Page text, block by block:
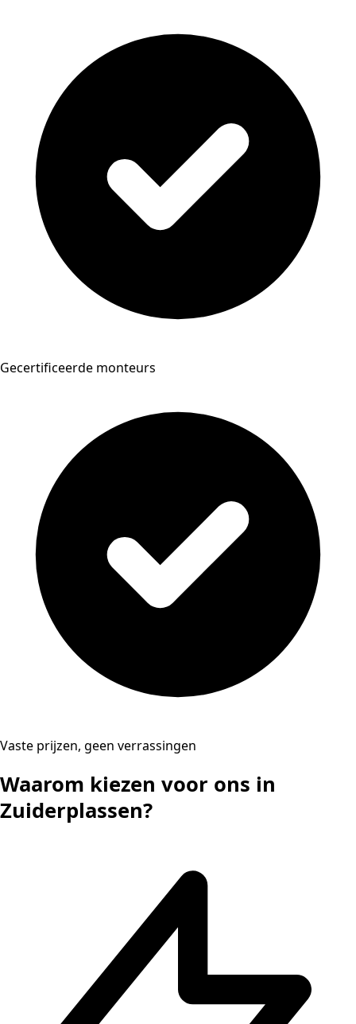
Gecertificeerde monteurs
Vaste prijzen, geen verrassingen
Waarom kiezen voor ons in
Zuiderplassen?